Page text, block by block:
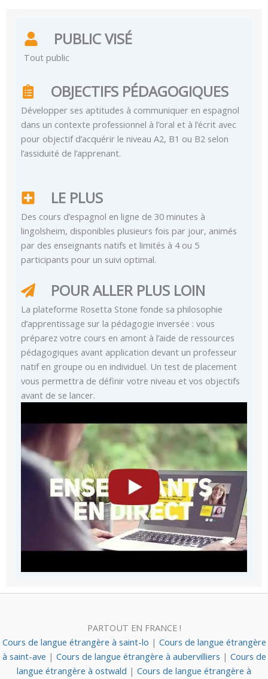
PUBLIC VISÉ
Tout public
OBJECTIFS PÉDAGOGIQUES
Développer ses aptitudes à communiquer en espagnol
dans un contexte professionnel à l’oral et à l’écrit avec
pour objectif d’acquérir le niveau A2, B1 ou B2 selon
l’assiduité de l’apprenant.
LE PLUS
Des cours d’espagnol en ligne de 30 minutes à
lingolsheim, disponibles plusieurs fois par jour, animés
par des enseignants natifs et limités à 4 ou 5
participants pour un suivi optimal.
POUR ALLER PLUS LOIN
La plateforme Rosetta Stone fonde sa philosophie
d’apprentissage sur la pédagogie inversée : vous
préparez votre cours en amont à l’aide de ressources
pédagogiques avant application devant un professeur
natif en groupe ou en individuel. Un test de placement
vous permettra de définir votre niveau et vos objectifs
avant de se lancer.
PARTOUT EN FRANCE !
Cours de langue étrangère à saint-lo | Cours de langue étrangère
à saint-ave | Cours de langue étrangère à aubervilliers | Cours de
langue étrangère à ostwald | Cours de langue étrangère à